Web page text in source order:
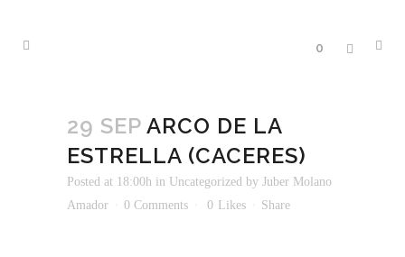
0
29 SEP ARCO DE LA
ESTRELLA (CACERES)
Posted at 18:00h in Uncategorized by Juber Molano
Amador
0 Comments 0 Likes Share